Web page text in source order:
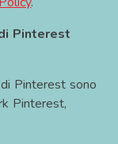
Pinterest
Pinterest sono
Pinterest,